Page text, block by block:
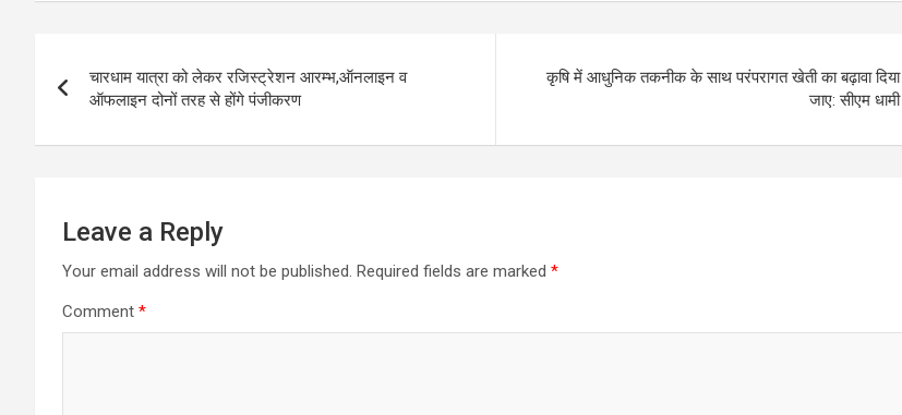
navigation
चारधाम यात्रा को लेकर रजिस्ट्रेशन आरम्भ,ऑनलाइन व
ऑफलाइन दोनों तरह से होंगे पंजीकरण
कृषि में आधुनिक तकनीक के साथ परंपरागत खेती का बढ़ावा दिया
जाए: सीएम धामी
Leave a Reply
Your email address will not be published. Required fields are marked *
Comment *